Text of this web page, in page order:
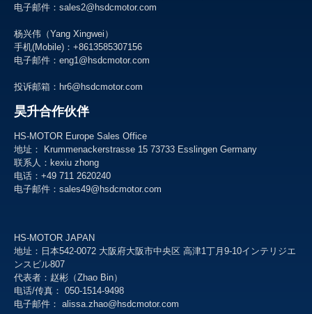
电子邮件：sales2@hsdcmotor.com
杨兴伟（Yang Xingwei）
手机(Mobile)：+8613585307156
电子邮件： eng1@hsdcmotor.com
投诉邮箱： hr6@hsdcmotor.com
昊升合作伙伴
HS-MOTOR Europe Sales Office
地址： Krummenackerstrasse 15 73733 Esslingen Germany
联系人：kexiu zhong
电话：+49 711 2620240
电子邮件： sales49@hsdcmotor.com
HS-MOTOR JAPAN
地址：日本542-0072 大阪府大阪市中央区 高津1丁月9-10インテリジエ
ンスビル807
代表者：赵彬（Zhao Bin）
电话/传真： 050-1514-9498
电子邮件： alissa.zhao@hsdcmotor.com